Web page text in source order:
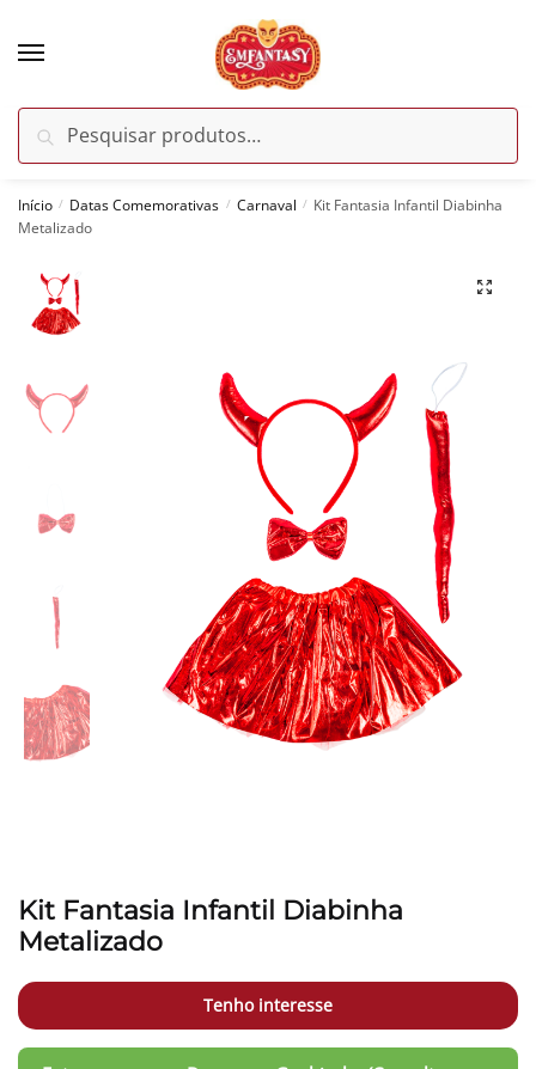
por:
Pesquisar
Início / Datas Comemorativas / Carnaval / Kit Fantasia Infantil Diabinha
Metalizado
Kit Fantasia Infantil Diabinha
Metalizado
Tenho interesse